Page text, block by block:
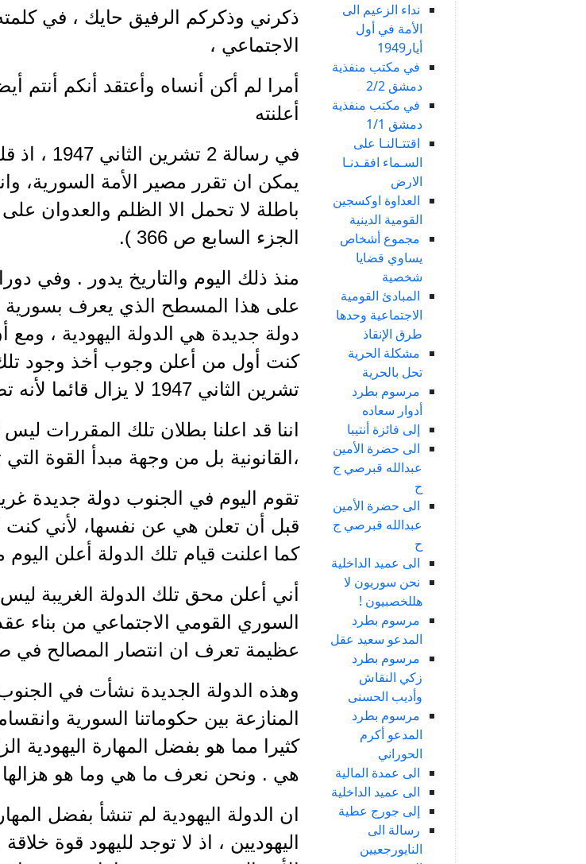
نداء الزعيم الى
الأمة في أول
أيار1949
في مكتب منفذية
دمشق 2/2
في مكتب منفذية
دمشق 1/1
اقتتـالنـا على
السـماء افقـدنـا
الارض
العداوة اوكسجين
القومية الدينية
مجموع أشخاص
يساوي قضايا
شخصية
المبادئ القومية
الاجتماعية وحدها
طرق الإنقاذ
مشكلة الحرية
تحل بالحرية
مرسوم بطرد
أدوار سعاده
إلى فائزة أنتيبا
الى حضرة الأمين
عبدالله قبرصي ج
ح
الى حضرة الأمين
عبدالله قبرصي ج
ح
الى عميد الداخلية
نحن سوريون لا
هللخصبيون !
مرسوم بطرد
المدعو سعيد عقل
مرسوم بطرد
زكي النقاش
وأديب الحسنى
مرسوم بطرد
المدعو أكرم
الحوراني
الى عمدة المالية
الى عميد الداخلية
إلى جورج عطية
رسالة الى
النايورجعيين
ذكرني وذكركم الرفيق حايك ، في
الاجتماعي ،
أمرا لم أكن أنساه وأعتقد أنكم أنتم
أعلنته
في
يمكن ان تقرر مصير الأمة السورية،
باطلة لا تحمل الا الظلم والعدوان
الجزء السابع ص 366 ).
منذ ذلك اليوم والتاريخ يدور . وفي
على هذا المسطح الذي يعرف بسورية
دولة جديدة هي الدولة اليهودية ، ومع
تشرين الثاني 1947 لا يزال قائما لأنه تصريح يربط ارادة أمة حية بأسرها.
اننا قد اعلنا بطلان تلك المقررات
،القانونية بل من وجهة مبدأ القوة
تقوم اليوم في الجنوب دولة جديدة
قبل أن تعلن هي عن نفسها، لأني كنت
كما اعلنت قيام تلك الدولة أعلن
أني أعلن محق تلك الدولة الغريبة
السوري القومي الاجتماعي من
عظيمة تعرف ان انتصار المصالح في
وهذه الدولة الجديدة نشأت في
المنازعة بين حكوماتنا السورية
كثيرا مما هو بفضل المهارة اليهودية
هي . ونحن نعرف ما هي وما هو هزالها ،
ان الدولة اليهودية لم تنشأ بفضل
اليهوديين ، اذ لا توجد لليهود قوة